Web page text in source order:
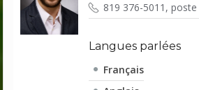
819 376-5011, poste
Langues parlées
Français